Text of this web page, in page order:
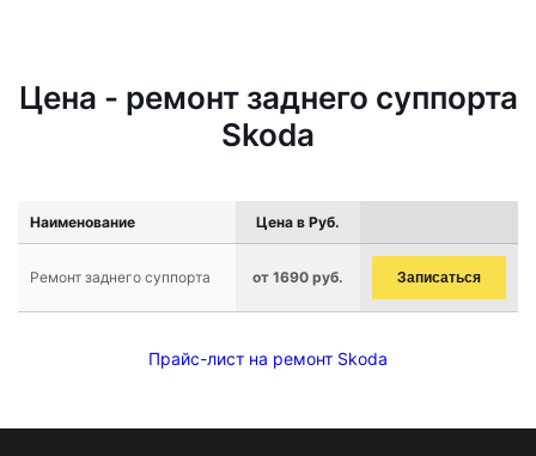
Цена - ремонт заднего суппорта
Skoda
Наименование Цена в Руб.
Ремонт заднего суппорта от 1690 руб. Записаться
Прайс-лист на ремонт Skoda